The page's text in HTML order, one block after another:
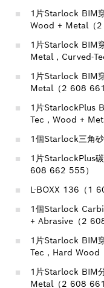
1片Starlock BIM
Wood + Metal（
1片Starlock BIM
Metal，Curved-
1片Starlock BIM
Metal（2 608 661
1片StarlockPlus
Tec，Wood +
1個Starlock三角
1片StarlockPlus
608 662 555）
L-BOXX 136（1
1個Starlock
+ Abrasive（2
1片Starlock BIM
Tec，Hard Wood
1片Starlock BIM
Metal（2 608 661